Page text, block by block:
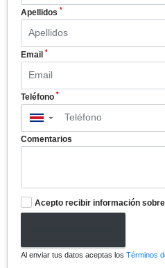
Apellidos *
Email *
Teléfono *
▼
Comentarios
Acepto recibir información
Al enviar tus datos aceptas los Términos